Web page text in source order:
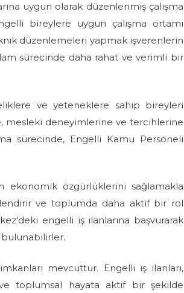
uygun olarak düzenlenmiş çalışma
bireylere uygun çalışma ortamı
düzenlemeleri yapmak işverenlerin
sürecinde daha rahat ve verimli bir
ve yeteneklere sahip bireyleri
mesleki deneyimlerine ve tercihlerine
sürecinde, Engelli Kamu Personeli
ekonomik özgürlüklerini sağlamakla
ve toplumda daha aktif bir rol
engelli iş ilanlarına başvurarak
mevcuttur. Engelli iş ilanları,
toplumsal hayata aktif bir şekilde